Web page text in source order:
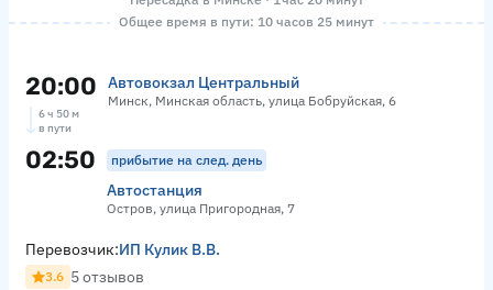
Общее время в пути: 10 часов 25 минут
20:00 Автовокзал Центральный
Минск, Минская область, улица Бобруйская, 6
6 ч 50 м
в пути
02:50 прибытие на след. день
Автостанция
Остров, улица Пригородная, 7
Перевозчик:ИП Кулик В.В.
3.6 5 отзывов